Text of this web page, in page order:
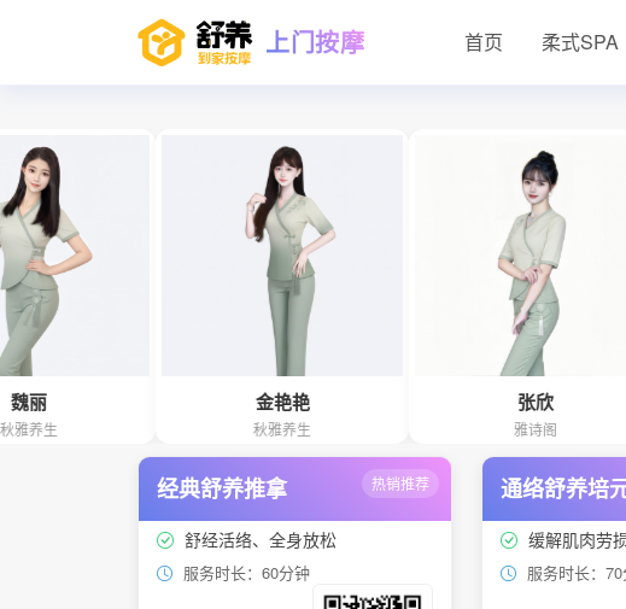
上门按摩 首页 柔式SPA
经典舒养推拿 热销推荐
舒经活络、全身放松
服务时长：60分钟
通络舒养培
缓解肌肉劳
服务时长：